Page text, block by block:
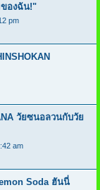
ของฉัน!"
pm
วัยซนอลวนกับวัย
am
Soda ฮันนี่